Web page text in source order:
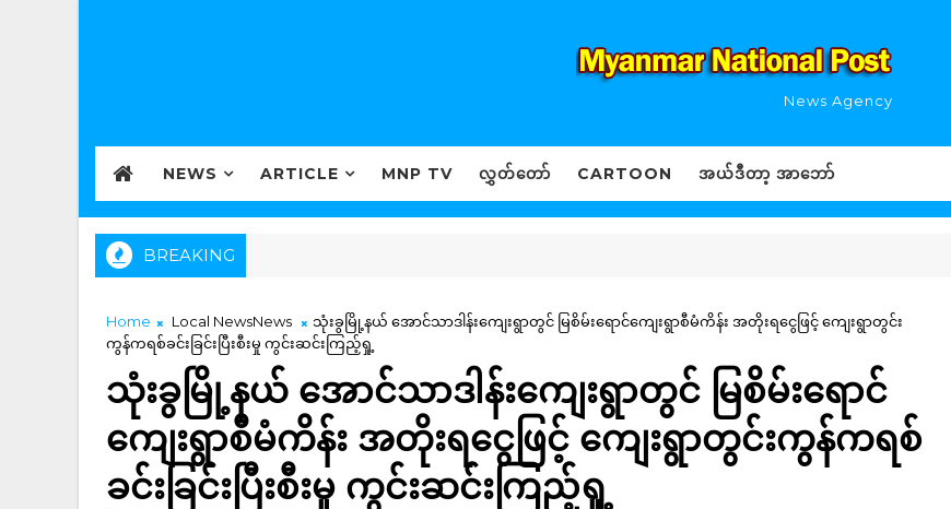
News Agency
NEWS ARTICLE MNP TV လွှတ်တော် CARTOON အယ်ဒီတာ့ အာဘော်
BREAKING
Home Local NewsNews
သုံးခွမြို့နယ် အောင်သာဒါန်းကျေးရွာတွင် မြစိမ်းရောင်ကျေးရွာစီမံကိန်း အတိုးရငွေဖြင့် ကျေးရွာတွင်း
ကွန်ကရစ်ခင်းခြင်းပြီးစီးမှု ကွင်းဆင်းကြည့်ရှု့
သုံးခွမြို့နယ် အောင်သာဒါန်းကျေးရွာတွင် မြစိမ်းရောင်
ကျေးရွာစီမံကိန်း အတိုးရငွေဖြင့် ကျေးရွာတွင်းကွန်ကရစ်
ခင်းခြင်းပြီးစီးမှု ကွင်းဆင်းကြည့်ရှု့